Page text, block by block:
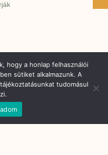
hogy a honlap felhasználói
sütiket alkalmazunk. A
tudomásul